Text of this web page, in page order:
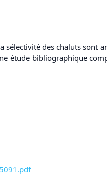
sélectivité des chaluts sont
étude bibliographique